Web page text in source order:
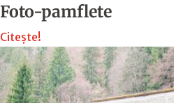
Foto-pamflete
Citește!